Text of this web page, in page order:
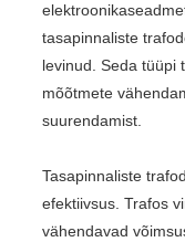
tasapinnaliste
levinud. Seda tüüpi
mõõtmete
suurendamist.
Tasapinnaliste
efektiivsus. Trafos
vähendavad